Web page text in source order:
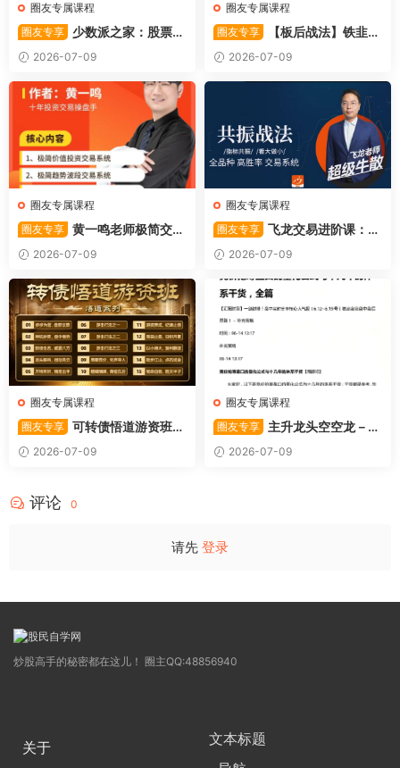
圈友专属课程
圈友专享
少数派之家：股票操
作系统—从入门到精通
2026-07-09
圈友专属课程
圈友专享
【板后战法】铁韭菜
板后强势战法
2026-07-09
圈友专属课程
圈友专享 黄一鸣老师极简交易
系统2026-07-09
圈友专属课程
圈友专享 飞龙交易进阶课：共
振战法
2026-07-09
圈友专属课程
圈友专享 可转债悟道游资班出
奇系列悟道系列守正系列课程-
卓妍
2026-07-09
圈友专属课程
圈友专享
主升龙头空空龙－竞
价抢筹盘口的量化公式与十几
年的体系干货，全篇2026061
2026-07-09
评论 0
请先 登录
炒股高手的秘密都在这儿！ 圈主QQ:48856940
关于
文本标题